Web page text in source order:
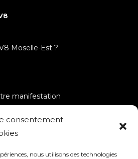
consentement
nous utilisons des technologies
Moselle-Est ?
manifestation